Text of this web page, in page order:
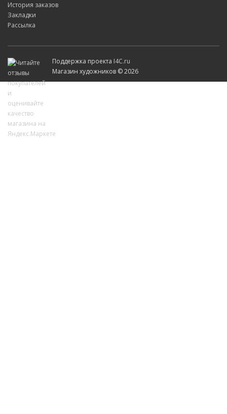
История заказов
Закладки
Рассылка
Поддержка проекта I4C.ru
Магазин художников © 2026